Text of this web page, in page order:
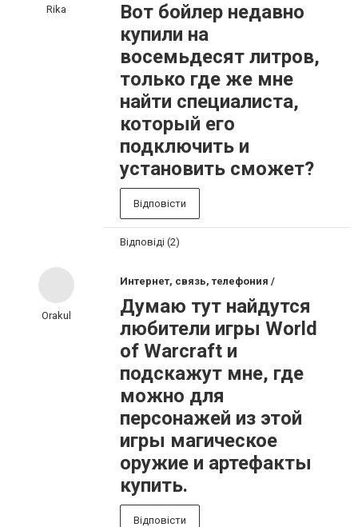
Rika
Вот бойлер недавно
купили на
восемьдесят литров,
только где же мне
найти специалиста,
который его
подключить и
установить сможет?
Відповісти
Відповіді (2)
Orakul
Интернет, связь, телефония /
Думаю тут найдутся
любители игры World
of Warcraft и
подскажут мне, где
можно для
персонажей из этой
игры магическое
оружие и артефакты
купить.
Відповісти